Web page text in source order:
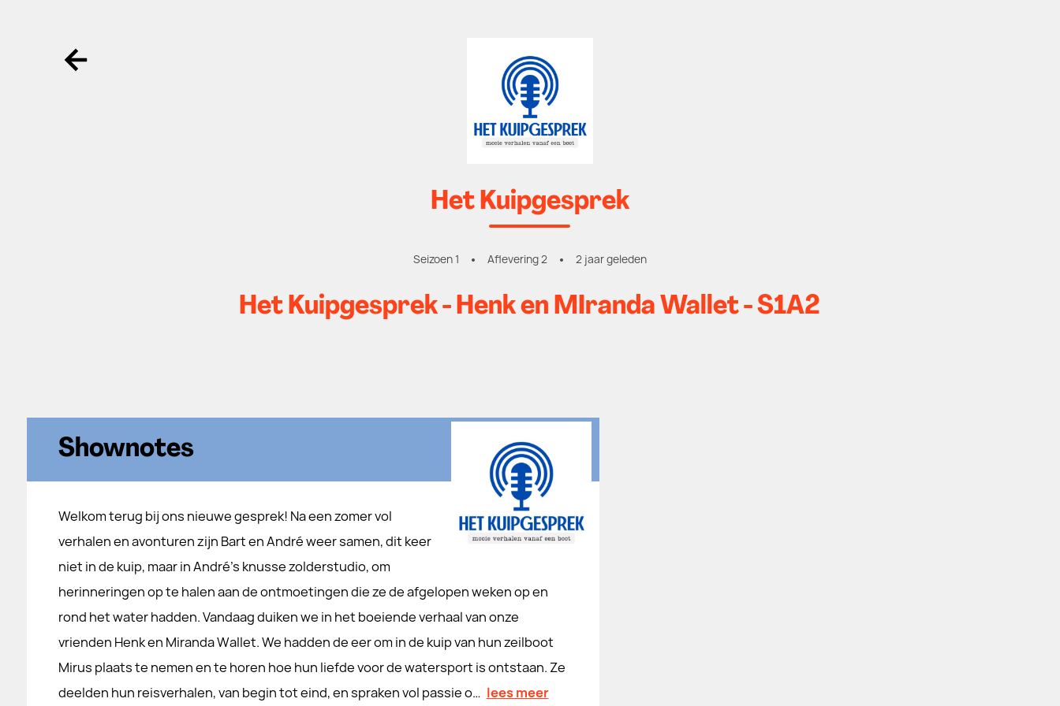
Ga terug
Het Kuipgesprek
Seizoen 1 Aflevering 2 2 jaar geleden
Het Kuipgesprek - Henk en MIranda Wallet - S1A2
Shownotes
Welkom terug bij ons nieuwe gesprek! Na een zomer vol
verhalen en avonturen zijn Bart en André weer samen, dit keer
niet in de kuip, maar in André’s knusse zolderstudio, om
herinneringen op te halen aan de ontmoetingen die ze de afgelopen weken op en
rond het water hadden. Vandaag duiken we in het boeiende verhaal van onze
vrienden Henk en Miranda Wallet. We hadden de eer om in de kuip van hun zeilboot
Mirus plaats te nemen en te horen hoe hun liefde voor de watersport is ontstaan. Ze
deelden hun reisverhalen, van begin tot eind, en spraken vol passie o… lees meer